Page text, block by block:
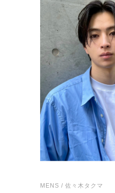
MENS / 佐々木タクマ